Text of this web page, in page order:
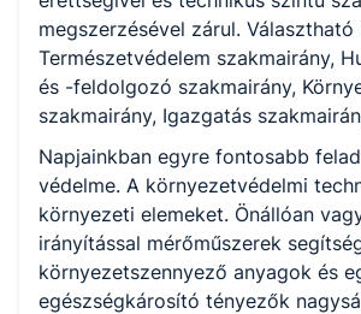
KKK/PTT
KKK letöltése (pdf)
PTT letöltése (pdf)
Okleveles technikusképzés
Nem
megszerzésével zárul.
Természetvédelem szakmairány,
és -feldolgozó szakmairány,
szakmairány, Igazgatás
Napjainkban egyre fontosabb
védelme. A környezetvédelmi
környezeti elemeket. Önállóan
irányítással mérőműszerek
környezetszennyező anyagok és
egészségkárosító tényezők